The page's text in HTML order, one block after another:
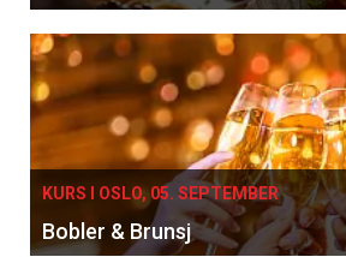
KURS I OSLO, 05. SEPTEMBER
Bobler & Brunsj